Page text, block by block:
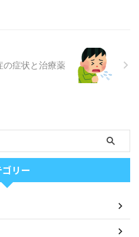
の症状と治療薬
リー